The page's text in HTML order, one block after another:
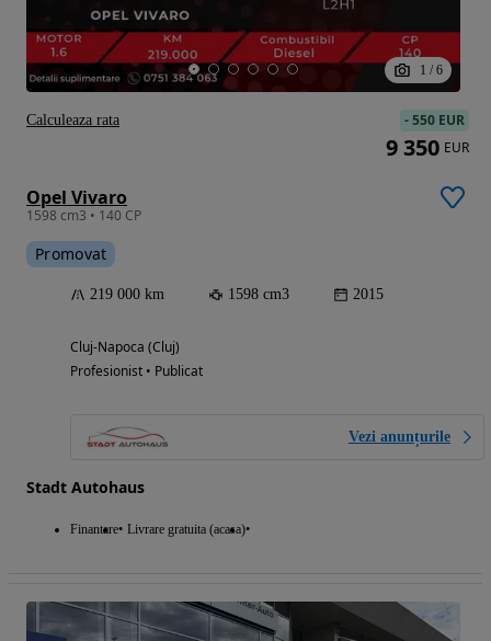
1 / 6
Opel Vivaro
1598 cm3 • 140 CP
Promovat
219 000 km 1598 cm3 2015
Cluj-Napoca (Cluj)
Profesionist • Publicat
Vezi anunțurile
Stadt Autohaus
Finantare Livrare gratuita (acasa)
-550 EUR
9 350 EUR
Calculeaza rata